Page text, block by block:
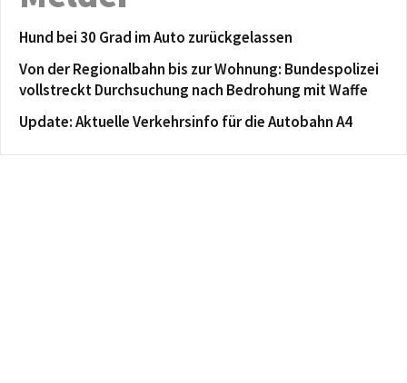
Hund bei 30 Grad im Auto zurückgelassen
Von der Regionalbahn bis zur Wohnung: Bundespolizei
vollstreckt Durchsuchung nach Bedrohung mit Waffe
Update: Aktuelle Verkehrsinfo für die Autobahn A4